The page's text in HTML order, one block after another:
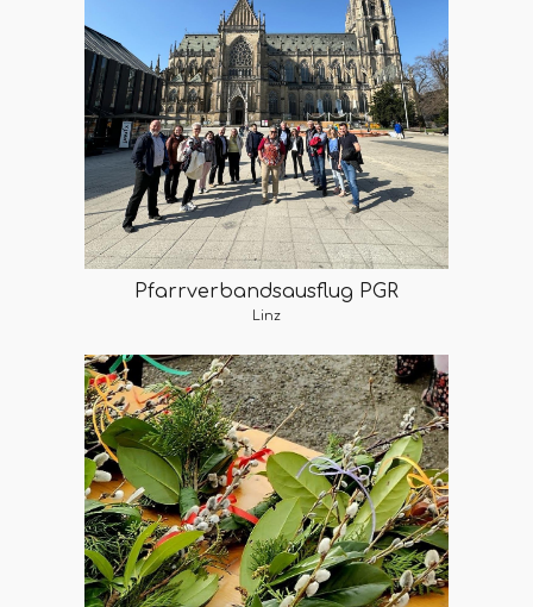
Pfarrverbandsausflug PGR
Linz